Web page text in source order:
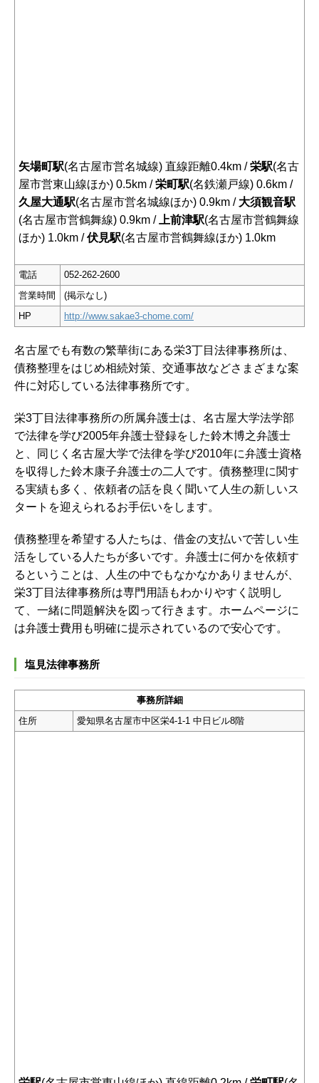
矢場町駅(名古屋市営名城線) 直線距離0.4km /栄駅(名古
屋市営東山線ほか) 0.5km /栄町駅(名鉄瀬戸線) 0.6km /
久屋大通駅(名古屋市営名城線ほか) 0.9km / 大須観音駅
(名古屋市営鶴舞線) 0.9km /
上前津駅(名古屋市営鶴舞線
ほか) 1.0km /伏見駅(名古屋市営鶴舞線ほか) 1.0km
電話
052-262-2600
営業時間
(掲示なし)
HP
http://www.sakae3-chome.com/
名古屋でも有数の繁華街にある栄3丁目法律事務所は、
債務整理をはじめ相続対策、交通事故などさまざまな案
件に対応している法律事務所です。
栄3丁目法律事務所の所属弁護士は、名古屋大学法学部
で法律を学び2005年弁護士登録をした鈴木博之弁護士
と、同じく名古屋大学で法律を学び2010年に弁護士資格
を収得した鈴木康子弁護士の二人です。債務整理に関す
る実績も多く、依頼者の話を良く聞いて人生の新しいス
タートを迎えられるお手伝いをします。
債務整理を希望する人たちは、借金の支払いで苦しい生
活をしている人たちが多いです。弁護士に何かを依頼す
るということは、人生の中でもなかなかありませんが、
栄3丁目法律事務所は専門用語もわかりやすく説明し
て、一緒に問題解決を図って行きます。ホームページに
は弁護士費用も明確に提示されているので安心です。
塩見法律事務所
事務所詳細
住所
愛知県名古屋市中区栄4-1-1 中日ビル8階